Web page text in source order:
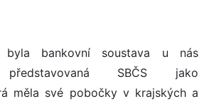
bankovní soustava u nás
představovaná SBČS jako
měla své pobočky v krajských a